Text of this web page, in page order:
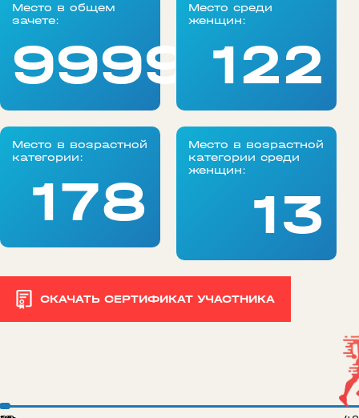
Место в общем
зачете:
99999
Место среди
женщин:
122
Место в возрастной
категории:
178
Место в возрастной
категории среди
женщин:
13
СКАЧАТЬ СЕРТИФИКАТ УЧАСТНИКА